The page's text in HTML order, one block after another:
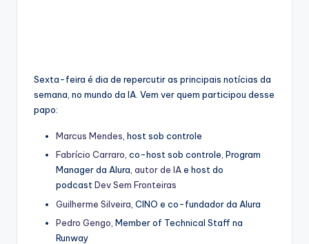
Sexta-feira é dia de repercutir as principais notícias da
semana, no mundo da IA. Vem ver quem participou desse
papo:
Marcus Mendes, host sob controle
Fabrício Carraro, co-host sob controle, Program
Manager da Alura, autor de IAe host do
podcastDev Sem Fronteiras
Guilherme Silveira , CINO e co-fundador da Alura
Pedro Gengo , Member of Technical Staff na
Runway